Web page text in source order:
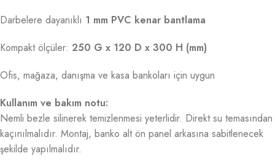
Darbelere dayanıklı 1 mm PVC kenar bantlama
Kompakt ölçüler: 250 G x 120 D x 300 H (mm)
Ofis, mağaza, danışma ve kasa bankoları için uygun
Kullanım ve bakım notu:
Nemli bezle silinerek temizlenmesi yeterlidir. Direkt su temasından
kaçınılmalıdır. Montaj, banko alt ön panel arkasına sabitlenecek
şekilde yapılmalıdır.